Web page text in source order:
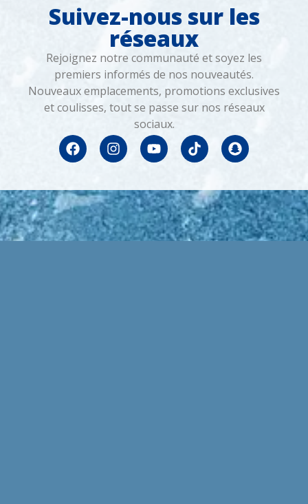
Suivez-nous sur les
réseaux
Rejoignez notre communauté et soyez les
premiers informés de nos nouveautés.
Nouveaux emplacements, promotions exclusives
et coulisses, tout se passe sur nos réseaux
sociaux.